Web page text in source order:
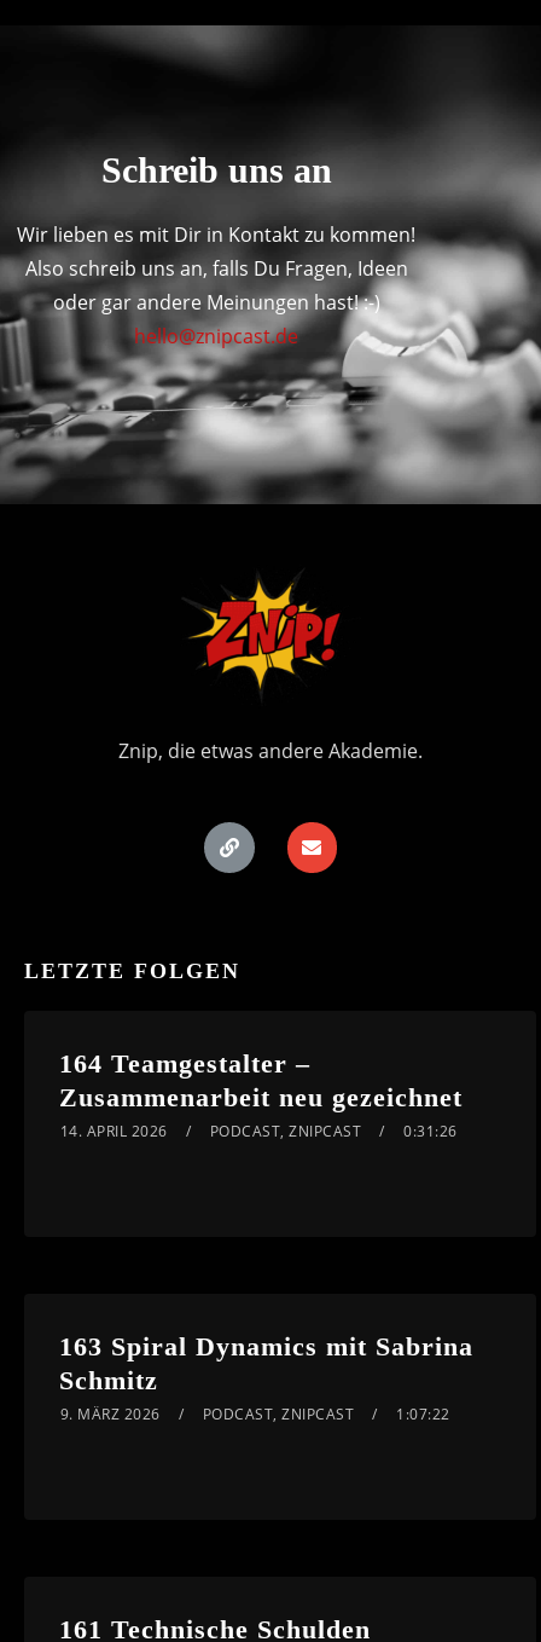
Schreib uns an
Wir lieben es mit Dir in Kontakt zu kommen!
Also schreib uns an, falls Du Fragen, Ideen
oder gar andere Meinungen hast! :-)
hello@znipcast.de
Znip, die etwas andere Akademie.
LETZTE FOLGEN
164 Teamgestalter –
Zusammenarbeit neu gezeichnet
14. APRIL 2026 PODCAST,ZNIPCAST 0:31:26
163 Spiral Dynamics mit Sabrina
Schmitz
9. MÄRZ 2026 PODCAST,ZNIPCAST 1:07:22
161 Technische Schulden